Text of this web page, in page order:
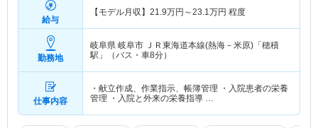
給与
【モデル月収】 21.9万円～23.1万円 程度
勤務地
岐阜県 岐阜市 ＪＲ東海道本線(熱海－米原)「穂積
駅」（バス・車8分）
仕事内容
・献立作成、作業指示、帳簿管理 ・入院患者の栄養
管理 ・入院と外来の栄養指導 …